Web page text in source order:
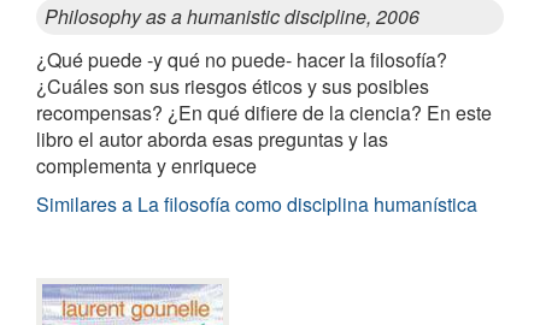
Philosophy as a humanistic discipline, 2006
¿Qué puede -y qué no puede- hacer la filosofía?
¿Cuáles son sus riesgos éticos y sus posibles
recompensas? ¿En qué difiere de la ciencia? En este
libro el autor aborda esas preguntas y las
complementa y enriquece
Similares a La filosofía como disciplina humanística